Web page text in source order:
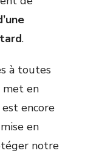
.
à toutes
met en
encore
en
notre